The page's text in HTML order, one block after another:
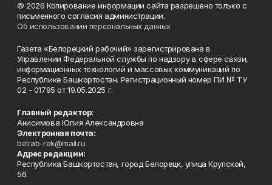
© 2026 Копирование информации сайта разрешено только с
письменного согласия администрации.
Об использовании персональных данных
Газета «Белорецкий рабочий» зарегистрирована в
Управлении Федеральной службы по надзору в сфере связи,
информационных технологий и массовых коммуникаций по
Республике Башкортостан. Регистрационный номер ПИ № ТУ
02 - 01795 от 19.05.2025 г.
Главный редактор:
Анисимова Юлия Александровна
Электронная почта:
belrab-rek@mail.ru
Адрес редакции:
Республика Башкортостан, город Белорецк, улица Крупской,
56.